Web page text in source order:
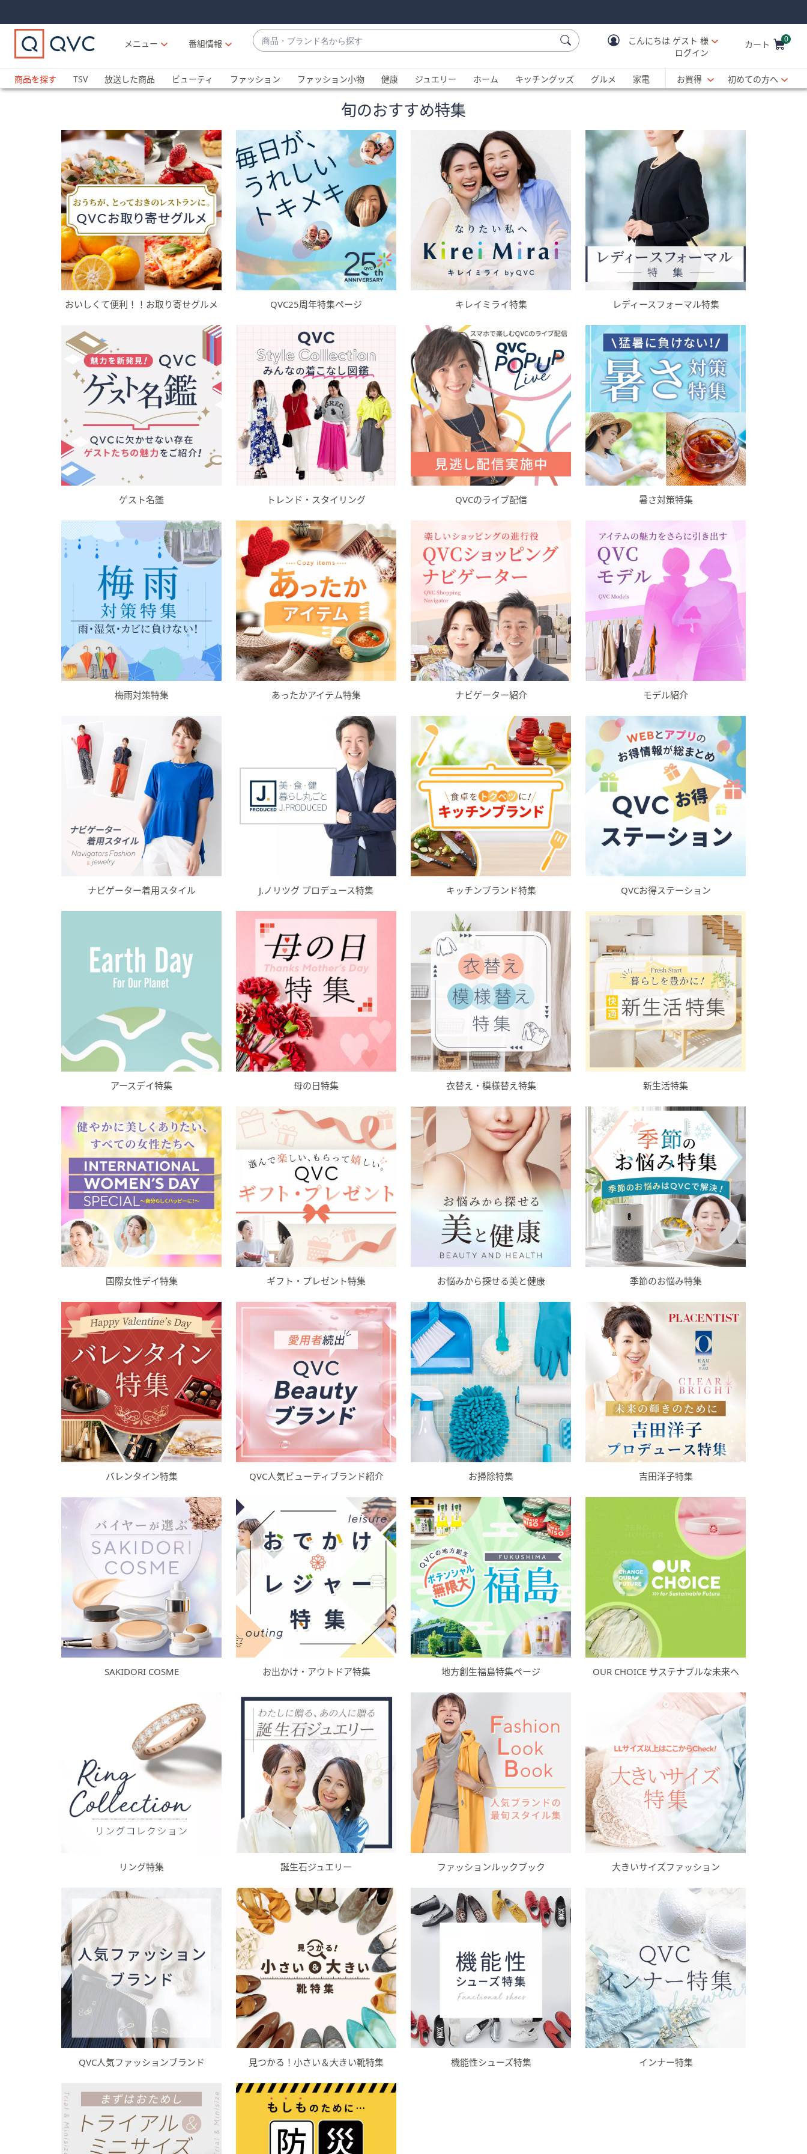
Links
Links2
メニュー
番組情報
商
品・
ラ
ン
ら
探
す
補
が
可
能
な
場
合、
下
の
印
キ
ー
タ
ッ
デ
バ
イ
ス
で
左
右
ワ
イ
プ
し
て
で
き
ま
す。
こんにちは ゲスト 様
ログイン
カート 0
商品を探す
TSV 放送した商品 ビューティ ファッション ファッション小物 健康 ジュエリー ホーム キッチングッズ グルメ 家電 お買得 初めての方へ
旬のおすすめ特集
おいしくて便利！！お取り寄せグルメ QVC25周年特集ページ キレイミライ特集 レディースフォーマル特集
ゲスト名鑑 トレンド・スタイリング QVCのライブ配信 暑さ対策特集
梅雨対策特集 あったかアイテム特集 ナビゲーター紹介 モデル紹介
ナビゲーター着用スタイル J.ノリツグ プロデュース特集 キッチンブランド特集 QVCお得ステーション
アースデイ特集 母の日特集 衣替え・模様替え特集 新生活特集
国際女性デイ特集 ギフト・プレゼント特集 お悩みから探せる美と健康 季節のお悩み特集
バレンタイン特集 QVC人気ビューティブランド紹介 お掃除特集 吉田洋子特集
SAKIDORI COSME お出かけ・アウトドア特集 地方創生福島特集ページ OUR CHOICE サステナブルな未来へ
リング特集 誕生石ジュエリー ファッションルックブック 大きいサイズファッション
QVC人気ファッションブランド 見つかる！小さい＆大きい靴特集 機能性シューズ特集 インナー特集